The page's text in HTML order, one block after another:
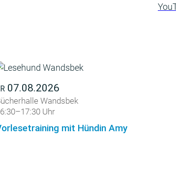
07.08.2026
Wandsbek
Uhr
mit Hündin Amy